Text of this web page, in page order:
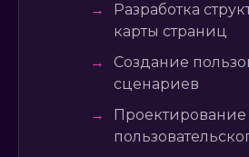
→
Разработка
карты страниц
→
Создание
сценариев
→
Проектирование